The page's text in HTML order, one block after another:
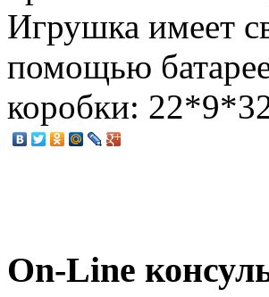
Игрушка имеет
помощью
коробки:
On-Line